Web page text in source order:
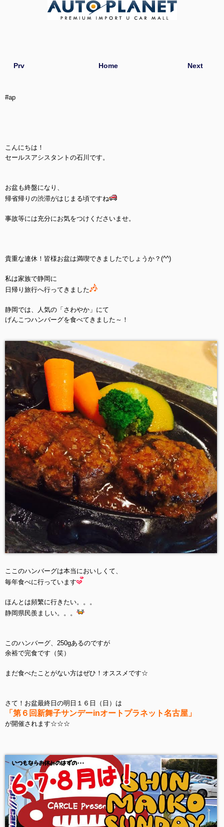
Next
Prv Home
#ap
こんにちは！
セールスアシスタントの石川です。
お盆も終盤になり、
帰省帰りの渋滞がはじまる頃ですね
事故等には充分にお気をつけくださいませ。
貴重な連休！皆様お盆は満喫できましたでしょうか？(^^)
私は家族で静岡に
日帰り旅行へ行ってきました
静岡では、人気の「さわやか」にて
げんこつハンバーグを食べてきました～！
ここのハンバーグは本当においしくて、
毎年食べに行っています
ほんとは頻繁に行きたい。。。
静岡県民羨ましい。。。
このハンバーグ、250gあるのですが
余裕で完食です（笑）
まだ食べたことがない方はぜひ！オススメです☆
さて！お盆最終日の明日１６日（日）は
「第６回新舞子サンデーinオートプラネット名古屋」
が開催されます☆☆☆